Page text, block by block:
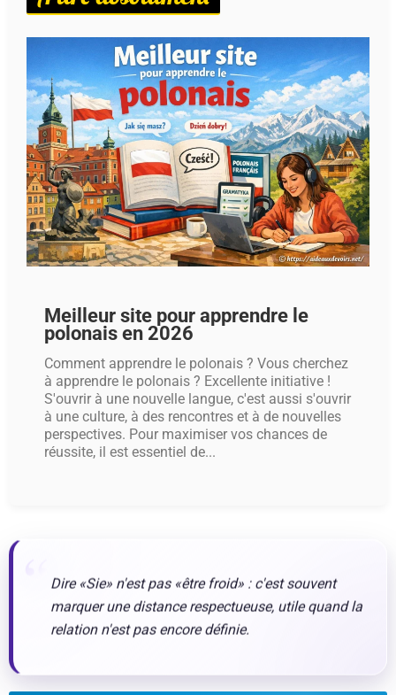
Meilleur site pour apprendre le
polonais en 2026
Comment apprendre le polonais ? Vous cherchez
à apprendre le polonais ? Excellente initiative !
S'ouvrir à une nouvelle langue, c'est aussi s'ouvrir
à une culture, à des rencontres et à de nouvelles
perspectives. Pour maximiser vos chances de
réussite, il est essentiel de...
Dire «Sie» n'est pas «être froid» : c'est souvent
marquer une distance respectueuse, utile quand la
relation n'est pas encore définie.